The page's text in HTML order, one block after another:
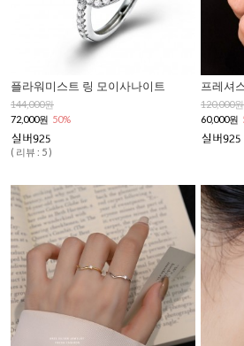
플라워미스트 링 모이사나이트
144,000원
72,000원 50%
( 리뷰 : 5 )
프레셔
120,000원
60,000원